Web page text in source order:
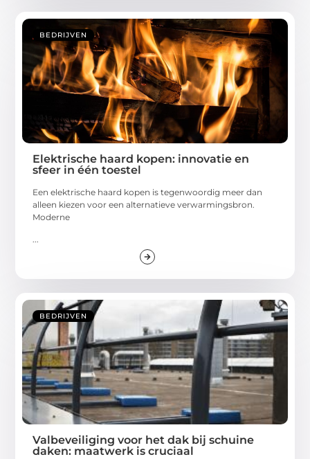
BEDRIJVEN
Elektrische haard kopen: innovatie en
sfeer in één toestel
Een elektrische haard kopen is tegenwoordig meer dan
alleen kiezen voor een alternatieve verwarmingsbron.
Moderne
...
BEDRIJVEN
Valbeveiliging voor het dak bij schuine
daken: maatwerk is cruciaal